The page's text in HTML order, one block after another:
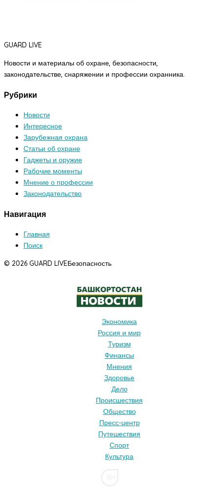
GUARD LIVE
Новости и материалы об охране, безопасности,
законодательстве, снаряжении и профессии охранника.
Рубрики
Новости
Интересное
Зарубежная охрана
Статьи об охране
Гаджеты и оружие
Рабочие моменты
Мнение о профессии
Законодательство
Навигация
Главная
Поиск
© 2026 GUARD LIVEБезопасность
Экономика
Россия и мир
Туризм
Финансы
Мнения
Здоровье
Дело
Происшествия
Общество
Пресс-центр
Путешествия
Спорт
Культура